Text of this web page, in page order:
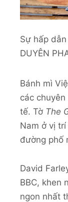
Sự hấp
DUYÊN
Bánh mì
các
tế. Tờ The
Nam ở vị
đường phố
David
BBC, khen
ngon nhất